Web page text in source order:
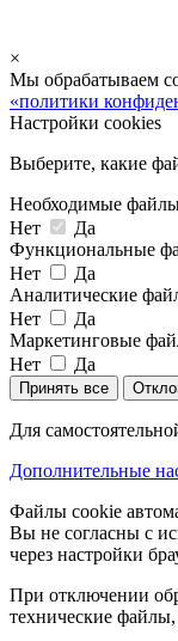
×
Мы обрабатываем
«политики
Настройки cookies
Выберите, какие
Необходимые
Нет
Да
Функциональные
Нет
Да
Аналитические
Нет
Да
Маркетинговые
Нет
Да
Принять все
Для
Дополнительные
Файлы cookie
Вы не согласны с
через настройки
При отключении
технические файлы,